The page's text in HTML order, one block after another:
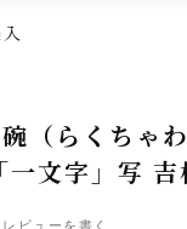
（らくちゃ
文字」写 吉
レビューを書く